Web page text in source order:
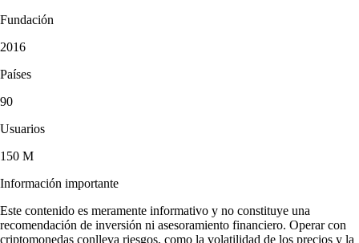
Fundación
2016
Países
90
Usuarios
150 M
Información importante
Este contenido es meramente informativo y no constituye una
recomendación de inversión ni asesoramiento financiero. Operar con
criptomonedas conlleva riesgos, como la volatilidad de los precios y la